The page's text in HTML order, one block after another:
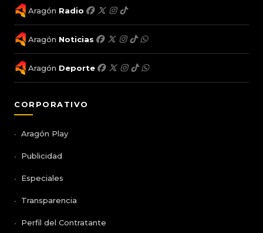
Aragón Radio
Aragón Noticias
Aragón Deporte
CORPORATIVO
Aragón Play
Publicidad
Especiales
Transparencia
Perfil del Contratante